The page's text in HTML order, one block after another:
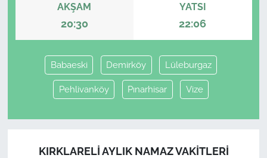
AKŞAM
20:30
YATSI
22:06
Babaeski Demirköy Lüleburgaz
Pehlivanköy Pınarhisar Vize
KIRKLARELI AYLIK NAMAZ VAKITLERI